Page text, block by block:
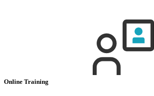
Online Training